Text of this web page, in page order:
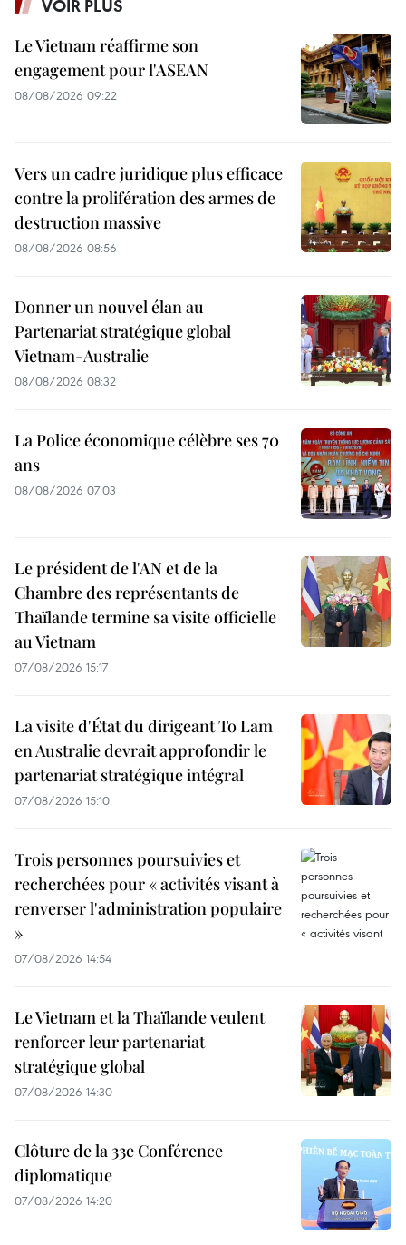
VOIR PLUS
Le Vietnam réaffirme son
engagement pour l'ASEAN
08/08/2026 09:22
Vers un cadre juridique plus efficace
contre la prolifération des armes de
destruction massive
08/08/2026 08:56
Donner un nouvel élan au
Partenariat stratégique global
Vietnam-Australie
08/08/2026 08:32
La Police économique célèbre ses 70
ans
08/08/2026 07:03
Le président de l'AN et de la
Chambre des représentants de
Thaïlande termine sa visite officielle
au Vietnam
07/08/2026 15:17
La visite d'État du dirigeant To Lam
en Australie devrait approfondir le
partenariat stratégique intégral
07/08/2026 15:10
Trois personnes poursuivies et
recherchées pour « activités visant à
renverser l'administration populaire
»
07/08/2026 14:54
Le Vietnam et la Thaïlande veulent
renforcer leur partenariat
stratégique global
07/08/2026 14:30
Clôture de la 33e Conférence
diplomatique
07/08/2026 14:20